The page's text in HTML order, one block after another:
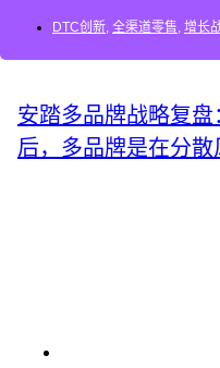
DTC创新, 全渠道零售, 增长
安踏多品牌战略复
后，多品牌是在分散